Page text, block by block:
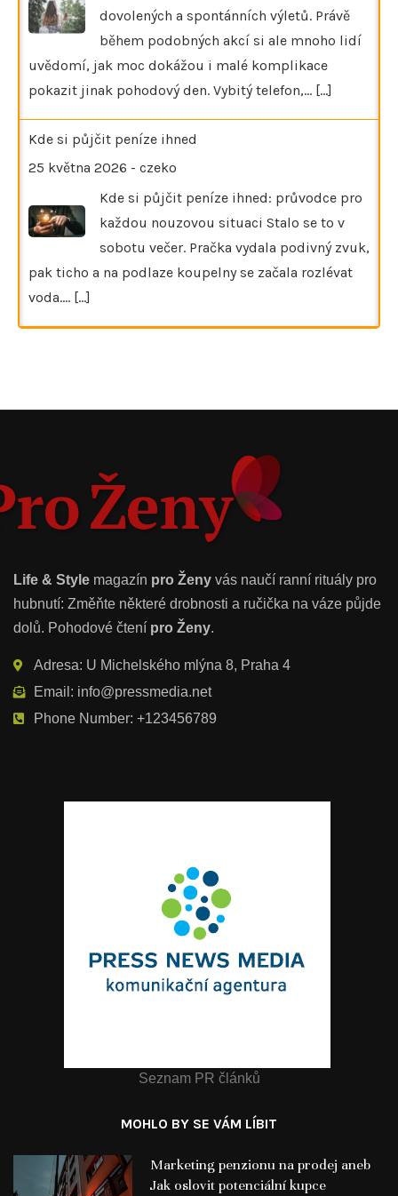
dovolených a spontánních výletů. Právě
během podobných akcí si ale mnoho lidí
uvědomí, jak moc dokážou i malé komplikace
pokazit jinak pohodový den. Vybitý telefon,… [...]
Kde si půjčit peníze ihned
25 května 2026 - czeko
Kde si půjčit peníze ihned: průvodce pro
každou nouzovou situaci Stalo se to v
sobotu večer. Pračka vydala podivný zvuk,
pak ticho a na podlaze koupelny se začala rozlévat
voda.… [...]
Life & Style magazín pro Ženy vás naučí ranní rituály pro
hubnutí: Změňte některé drobnosti a ručička na váze půjde
dolů. Pohodové čtení pro Ženy.
Adresa: U Michelského mlýna 8, Praha 4
Email: info@pressmedia.net
Phone Number: +123456789
Seznam PR článků
MOHLO BY SE VÁM LÍBIT
Marketing penzionu na prodej aneb
Jak oslovit potenciální kupce